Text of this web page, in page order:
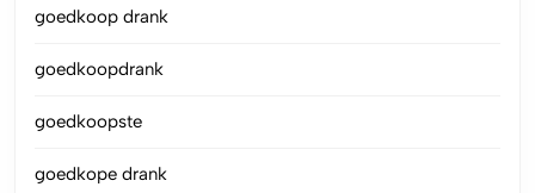
goedkoop drank
goedkoopdrank
goedkoopste
goedkope drank